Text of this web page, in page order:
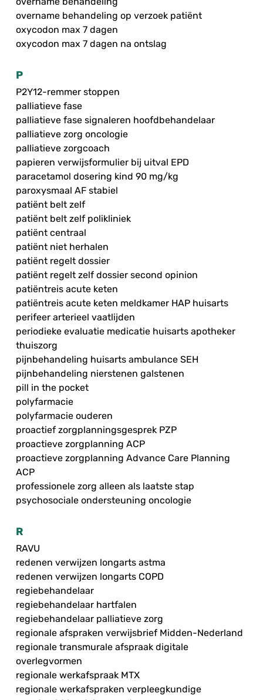
overname behandeling op verzoek patiënt
oxycodon max 7 dagen
oxycodon max 7 dagen na ontslag
P
P2Y12-remmer stoppen
palliatieve fase
palliatieve fase signaleren hoofdbehandelaar
palliatieve zorg oncologie
palliatieve zorgcoach
papieren verwijsformulier bij uitval EPD
paracetamol dosering kind 90 mg/kg
paroxysmaal AF stabiel
patiënt belt zelf
patiënt belt zelf polikliniek
patiënt centraal
patiënt niet herhalen
patiënt regelt dossier
patiënt regelt zelf dossier second opinion
patiëntreis acute keten
patiëntreis acute keten meldkamer HAP huisarts
perifeer arterieel vaatlijden
periodieke evaluatie medicatie huisarts apotheker
thuiszorg
pijnbehandeling huisarts ambulance SEH
pijnbehandeling nierstenen galstenen
pill in the pocket
polyfarmacie
polyfarmacie ouderen
proactief zorgplanningsgesprek PZP
proactieve zorgplanning ACP
proactieve zorgplanning Advance Care Planning
ACP
professionele zorg alleen als laatste stap
psychosociale ondersteuning oncologie
R
RAVU
redenen verwijzen longarts astma
redenen verwijzen longarts COPD
regiebehandelaar
regiebehandelaar hartfalen
regiebehandelaar palliatieve zorg
regionale afspraken verwijsbrief Midden-Nederland
regionale transmurale afspraak digitale
overlegvormen
regionale werkafspraak MTX
regionale werkafspraken verpleegkundige